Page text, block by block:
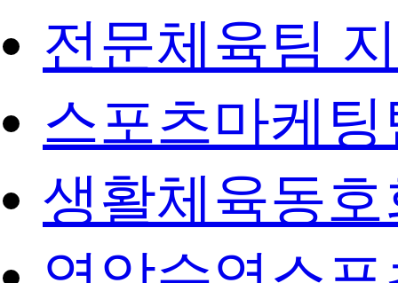
전문체육팀
스포츠마케
생활체육동